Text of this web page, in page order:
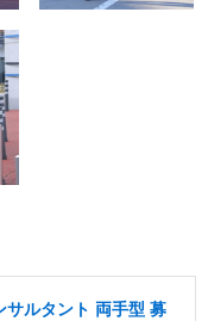
サルタント 両手型 募